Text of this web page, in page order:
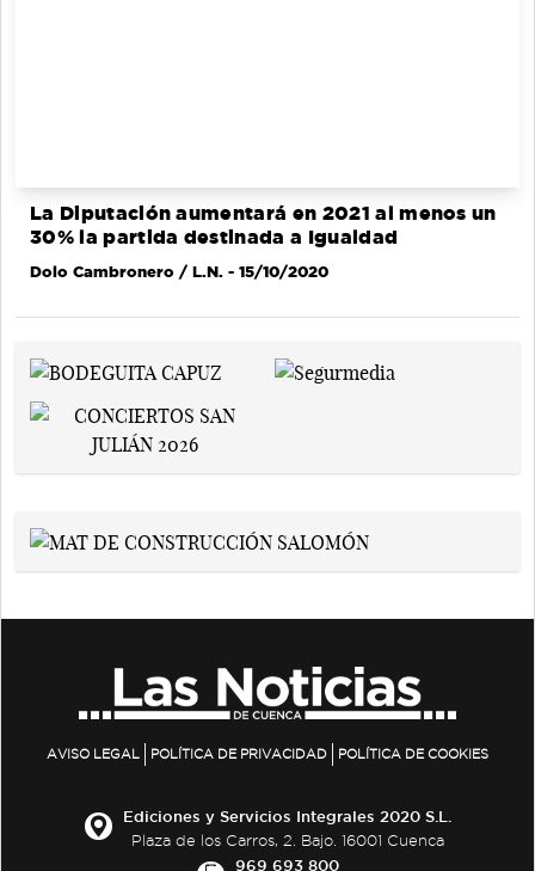
La Diputación aumentará en 2021 al menos un
30% la partida destinada a Igualdad
Dolo Cambronero / L.N. - 15/10/2020
AVISO LEGAL POLÍTICA DE PRIVACIDAD POLÍTICA DE COOKIES
Ediciones y Servicios Integrales 2020 S.L.
Plaza de los Carros, 2. Bajo. 16001 Cuenca
969 693 800